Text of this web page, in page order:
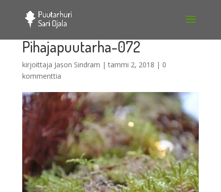
Pihajapuutarha-072
kirjoittaja Jason Sindram |tammi 2, 2018 | 0
kommenttia